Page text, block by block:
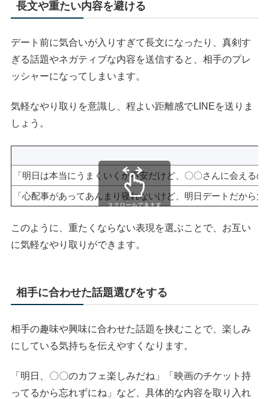
長文や重たい内容を避ける
デート前に気合いが入りすぎて長文になったり、真剣す
ぎる話題やネガティブな内容を送信すると、相手のプレ
ッシャーになってしまいます。
気軽なやり取りを意識し、程よい距離感でLINEを送りま
しょう。
「明日は本当にうまくいくか不安だけど、〇〇さんに会える
「心配事があってあんまり寝れないけど、明日デートだから
スクロールできます
このように、重たくならない表現を選ぶことで、お互い
に気軽なやり取りができます。
相手に合わせた話題選びをする
相手の趣味や興味に合わせた話題を挟むことで、楽しみ
にしている気持ちを伝えやすくなります。
「明日、〇〇のカフェ楽しみだね」「映画のチケット持
ってるから忘れずにね」など、具体的な内容を取り入れ